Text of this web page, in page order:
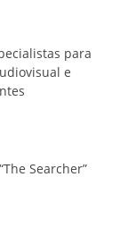
para
e
Searcher”